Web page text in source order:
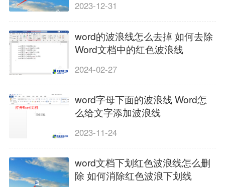
2023-12-31
word的波浪线怎么去掉 如何去除
Word文档中的红色波浪线
2024-02-27
word字母下面的波浪线 Word怎
么给文字添加波浪线
2023-11-24
word文档下划红色波浪线怎么删
除 如何消除红色波浪下划线